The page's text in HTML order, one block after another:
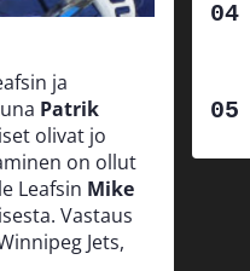
ja
Patrik
olivat jo
on ollut
Leafsin Mike
Vastaus
Jets,